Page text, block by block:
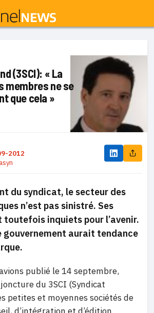
(3SCI): « La
membres ne se
que cela »
2012
du syndicat, le secteur des
n’est pas sinistré. Ses
inquiets pour l’avenir.
gouvernement aurait tendance
publié le 14 septembre,
du 3SCI (Syndicat
petites et moyennes sociétés de